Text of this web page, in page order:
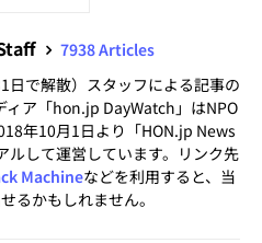
7938 Articles
で解散）スタッフによる記事の
ィア「hon.jp DayWatch」はNPO
年10月1日より「HON.jp News
ルして運営しています。リンク先
Machineなどを利用すると、当
るかもしれません。